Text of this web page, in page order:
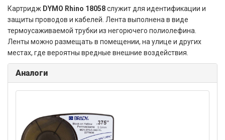
Картридж DYMO Rhino 18058служит для идентификации и
защиты проводов и кабелей. Лента выполнена в виде
термоусаживаемой трубки из негорючего полиолефина.
Ленты можно размещать в помещении, на улице и других
местах, где вероятны вредные внешние воздействия.
Аналоги